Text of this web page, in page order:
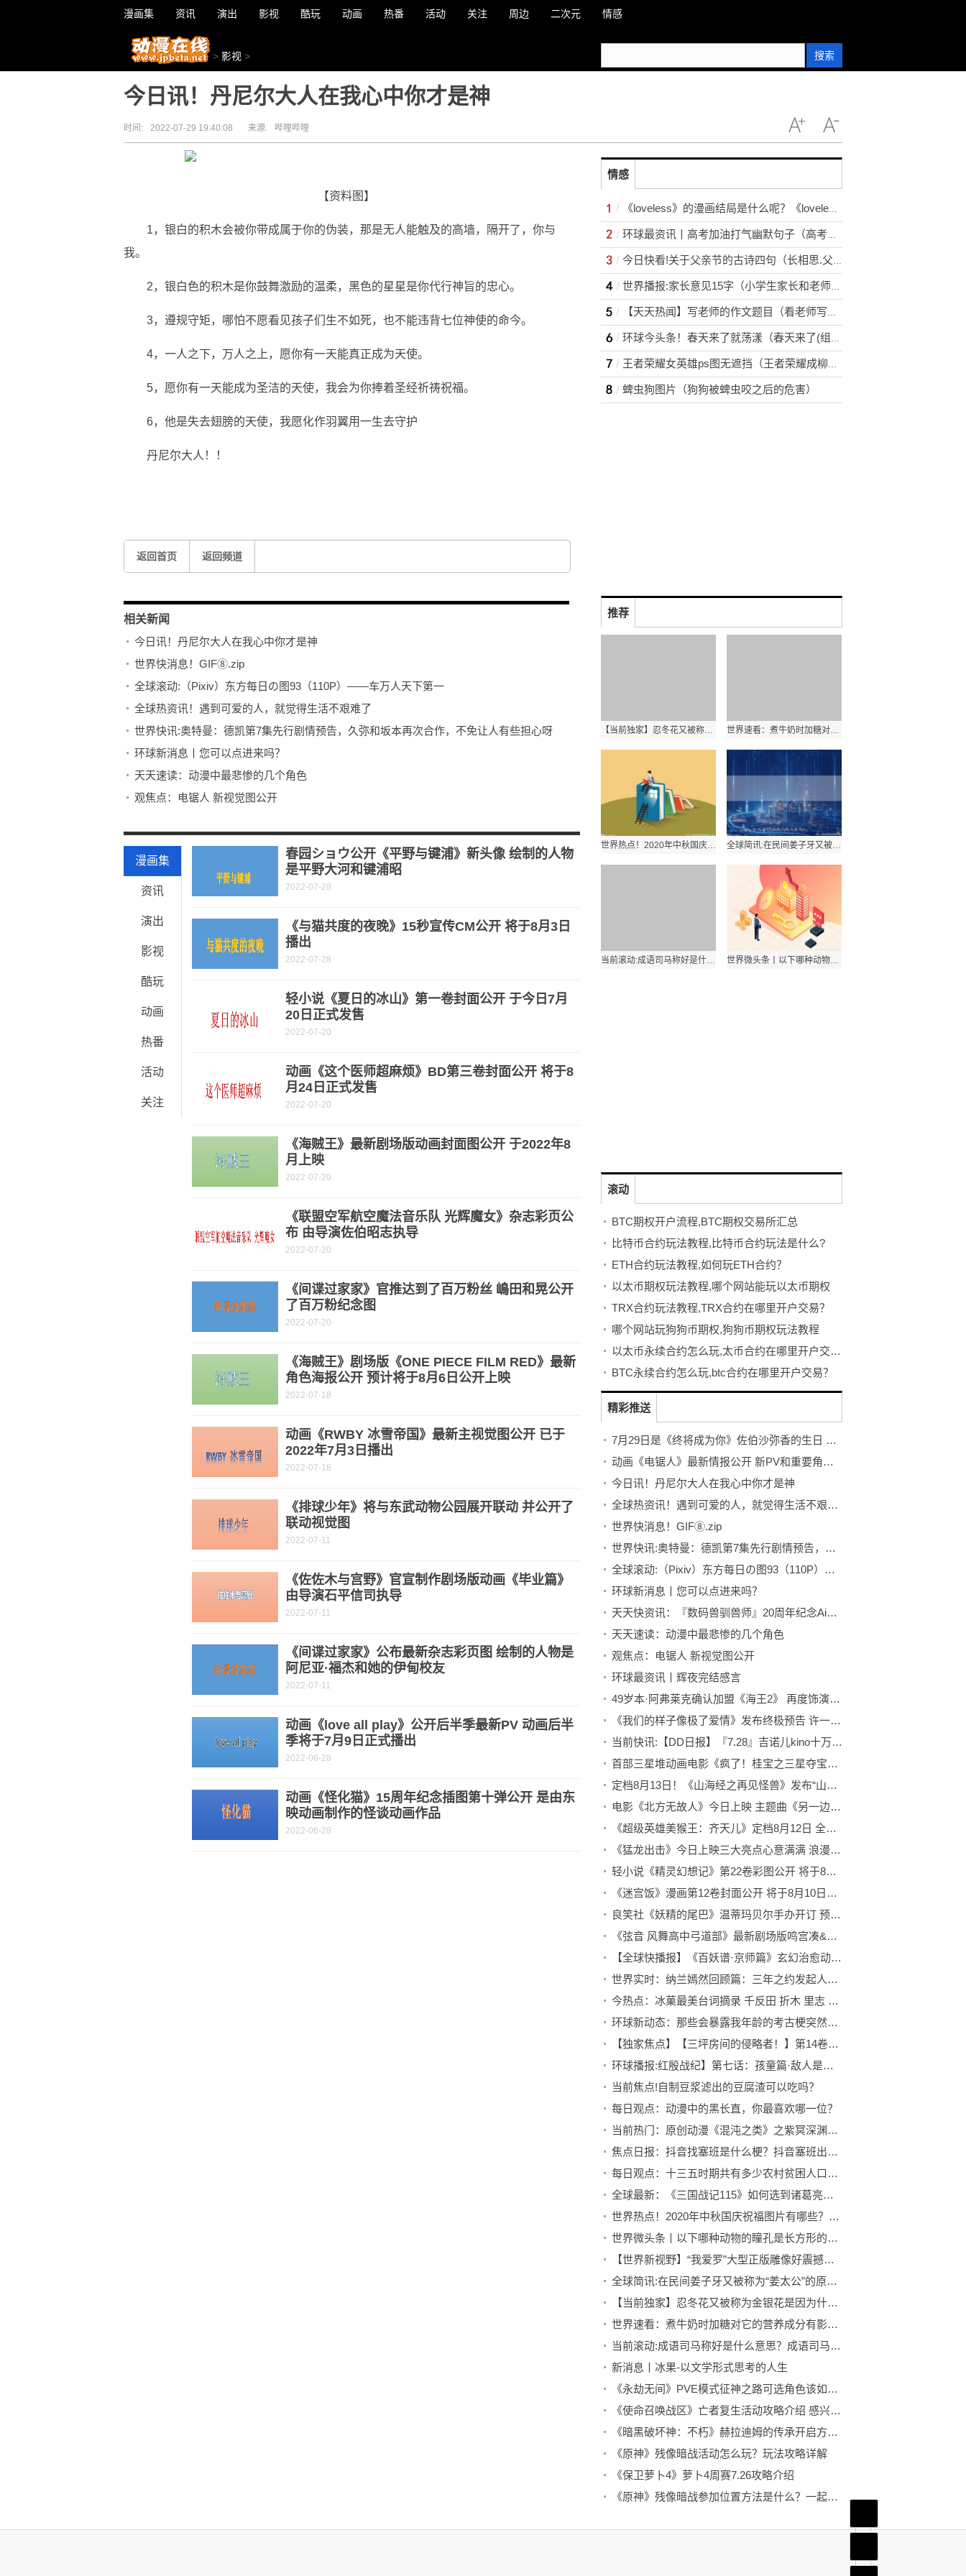
漫画集 资讯 演出 影视 酷玩 动画 热番 活动 关注 周边 二次元 情感
> 影视 > 搜索
今日讯！丹尼尔大人在我心中你才是神
时间: 2022-07-29 19:40:08 来源: 哔哩哔哩
【资料图】
1，银白的积木会被你带成属于你的伪装，那是无人能触及的高墙，隔开了，你与
我。
2，银白色的积木是你鼓舞激励的温柔，黑色的星星是你代行神旨的忠心。
3，遵规守矩，哪怕不愿看见孩子们生不如死，也不能违背七位神使的命今。
4，一人之下，万人之上，愿你有一天能真正成为天使。
5，愿你有一天能成为圣洁的天使，我会为你捧着圣经祈祷祝福。
6，他是失去翅膀的天使，我愿化作羽翼用一生去守护
丹尼尔大人！！
返回首页 返回频道
相关新闻
今日讯！丹尼尔大人在我心中你才是神
世界快消息！GIF⑧.zip
全球滚动:（Pixiv）东方每日の图93（110P）——车万人天下第一
全球热资讯！遇到可爱的人，就觉得生活不艰难了
世界快讯:奥特曼：德凯第7集先行剧情预告，久弥和坂本再次合作，不免让人有些担心呀
环球新消息丨您可以点进来吗？
天天速读：动漫中最悲惨的几个角色
观焦点：电锯人 新视觉图公开
漫画集
资讯
演出
影视
酷玩
动画
热番
活动
关注
春园ショウ公开《平野与键浦》新头像 绘制的人物
是平野大河和键浦昭
2022-07-28
《与猫共度的夜晚》15秒宣传CM公开 将于8月3日
播出
2022-07-28
轻小说《夏日的冰山》第一卷封面公开 于今日7月
20日正式发售
2022-07-20
动画《这个医师超麻烦》BD第三卷封面公开 将于8
月24日正式发售
2022-07-20
《海贼王》最新剧场版动画封面图公开 于2022年8
月上映
2022-07-20
《联盟空军航空魔法音乐队 光辉魔女》杂志彩页公
布 由导演佐伯昭志执导
2022-07-20
《间谍过家家》官推达到了百万粉丝 嶋田和晃公开
了百万粉纪念图
2022-07-20
《海贼王》剧场版《ONE PIECE FILM RED》最新
角色海报公开 预计将于8月6日公开上映
2022-07-18
动画《RWBY 冰雪帝国》最新主视觉图公开 已于
2022年7月3日播出
2022-07-18
《排球少年》将与东武动物公园展开联动 并公开了
联动视觉图
2022-07-11
《佐佐木与宫野》官宣制作剧场版动画《毕业篇》
由导演石平信司执导
2022-07-11
《间谍过家家》公布最新杂志彩页图 绘制的人物是
阿尼亚·福杰和她的伊甸校友
2022-07-11
动画《love all play》公开后半季最新PV 动画后半
季将于7月9日正式播出
2022-06-28
动画《怪化猫》15周年纪念插图第十弹公开 是由东
映动画制作的怪谈动画作品
2022-06-28
情感
《loveless》的漫画结局是什么呢？《loveless》清明爱立夏吗？
环球最资讯丨高考加油打气幽默句子（高考给自己加油打气的句子）
今日快看!关于父亲节的古诗四句（长相思.父亲节）
世界播报:家长意见15字（小学生家长和老师反馈意见精选）
【天天热闻】写老师的作文题目（看老师写中招热门题目）
环球今头条！春天来了就荡漾（春天来了(组诗)）
王者荣耀女英雄ps图无遮挡（王者荣耀成柳岩新爱好）
蜱虫狗图片（狗狗被蜱虫咬之后的危害）
推荐
【当前独家】忍冬花又被称为金银花是因为什么？ 世界速看：煮牛奶时加糖对它的营养成分有影响吗？
世界热点！2020年中秋国庆祝福图片有哪些？国庆中秋双节同一天怎么发祝福？ 全球简讯:在民间姜子牙又被称为“姜太公”的原因是什么？是因为年纪大吗？
当前滚动:成语司马称好是什么意思？成语司马称好是形容什么的？ 世界微头条丨以下哪种动物的瞳孔是长方形的？小鸡还是绵羊？
滚动
BTC期权开户流程,BTC期权交易所汇总
比特币合约玩法教程,比特币合约玩法是什么?
ETH合约玩法教程,如何玩ETH合约？
以太币期权玩法教程,哪个网站能玩以太币期权
TRX合约玩法教程,TRX合约在哪里开户交易？
哪个网站玩狗狗币期权,狗狗币期权玩法教程
以太币永续合约怎么玩,太币合约在哪里开户交易？
BTC永续合约怎么玩,btc合约在哪里开户交易？
精彩推送
7月29日是《终将成为你》佐伯沙弥香的生日 作者仲谷鳰和动画人设·合田浩章发布了生日贺图
动画《电锯人》最新情报公开 新PV和重要角色声优将于8月5日公布
今日讯！丹尼尔大人在我心中你才是神
全球热资讯！遇到可爱的人，就觉得生活不艰难了
世界快消息！GIF⑧.zip
世界快讯:奥特曼：德凯第7集先行剧情预告，久弥和坂本再次合作，不免让人有些担心呀
全球滚动:（Pixiv）东方每日の图93（110P）——车万人天下第一
环球新消息丨您可以点进来吗？
天天快资讯：『数码兽驯兽师』20周年纪念AiM特别访谈！(转载自微博:Ulforce魂 )
天天速读：动漫中最悲惨的几个角色
观焦点：电锯人 新视觉图公开
环球最资讯丨辉夜完结感言
49岁本·阿弗莱克确认加盟《海王2》 再度饰演蝙蝠侠
《我们的样子像极了爱情》发布终极预告 许一高晓楠成伴娘？
当前快讯:【DD日报】『7.28』吉诺儿kino十万粉纪念；黛灰毕业；NHOT_BOT新单行曲预告
首部三星堆动画电影《疯了！桂宝之三星夺宝》正式登陆全国院线 大小朋友盛赞连连
定档8月13日！《山海经之再见怪兽》发布“山海初现”
电影《北方无故人》今日上映 主题曲《另一边》唱尽失去之痛
《超级英雄美猴王：齐天儿》定档8月12日 全新画风萌趣十足
《猛龙出击》今日上映三大亮点心意满满 浪漫守护传递无限力量
轻小说《精灵幻想记》第22卷彩图公开 将于8月1日正式发售
《迷宫饭》漫画第12卷封面公开 将于8月10日发售
良笑社《妖精的尾巴》温蒂玛贝尔手办开订 预计在2022年12月出货
《弦音 风舞高中弓道部》最新剧场版鸣宫凑&竹早静弥角色PV公开 将于8月19日在日本上映
【全球快播报】《百妖谱·京师篇》玄幻治愈动画回归，古风背景音乐推荐
世界实时：纳兰嫣然回顾篇：三年之约发起人，萧炎一生最痛恨的女人
今热点：冰菓最美台词摘录 千反田 折木 里志 对话 中日双语
环球新动态：那些会暴露我年龄的考古梗突然开始攻击我(=ﾟωﾟ)ﾉ
【独家焦点】【三坪房间的侵略者！】第14卷插画
环球播报:红殷战纪】第七话：孩童篇·敌人是侵略者
当前焦点!自制豆浆滤出的豆腐渣可以吃吗？
每日观点：动漫中的黑长直，你最喜欢哪一位？
当前热门：原创动漫《混沌之类》之紫冥深渊介绍
焦点日报：抖音找塞班是什么梗？抖音塞班出处是哪里？
每日观点：十三五时期共有多少农村贫困人口实现脱贫？
全球最新：《三国战记115》如何选到诸葛亮？选择方法是什么？
世界热点！2020年中秋国庆祝福图片有哪些？国庆中秋双节同一天怎么发祝福？
世界微头条丨以下哪种动物的瞳孔是长方形的？小鸡还是绵羊？
【世界新视野】“我爱罗”大型正版雕像好震撼，一尾守鹤太霸气，售价仅55张
全球简讯:在民间姜子牙又被称为“姜太公”的原因是什么？是因为年纪大吗？
【当前独家】忍冬花又被称为金银花是因为什么？
世界速看：煮牛奶时加糖对它的营养成分有影响吗？
当前滚动:成语司马称好是什么意思？成语司马称好是形容什么的？
新消息丨冰果-以文学形式思考的人生
《永劫无间》PVE模式征神之路可选角色该如何选择？选择推荐了解一下吧！
《使命召唤战区》亡者复生活动攻略介绍 感兴趣的玩家快来看看吧！
《暗黑破坏神：不朽》赫拉迪姆的传承开启方法是什么？不知道的玩家快来看看吧！
《原神》残像暗战活动怎么玩？玩法攻略详解
《保卫萝卜4》萝卜4周赛7.26攻略介绍
《原神》残像暗战参加位置方法是什么？一起来看看吧！